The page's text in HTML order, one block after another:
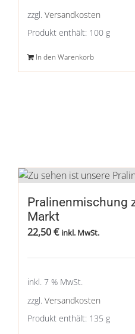
zzgl. Versandkosten
Produkt enthält: 100 g
In den Warenkorb
Pralinenmischung
Markt
22,50€ inkl. MwSt.
inkl. 7 % MwSt.
zzgl. Versandkosten
Produkt enthält: 135 g